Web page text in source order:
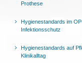
Prothese
Hygienestandards im
Infektionsschutz
Hygienestandards auf
Klinikalltag